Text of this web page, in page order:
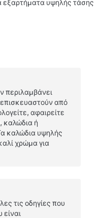
εξαρτήματα υψηλής τάσης
περιλαμβάνει
από
αφαιρείτε
καλώδια ή
καλώδια υψηλής
χρώμα για
τις οδηγίες που
είναι